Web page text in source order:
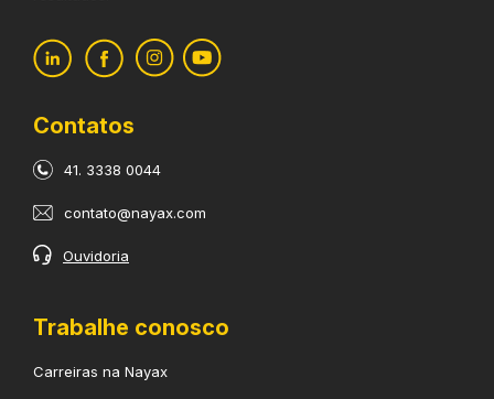
Contatos
41. 3338 0044
contato@nayax.com
Ouvidoria
Trabalhe conosco
Carreiras na Nayax